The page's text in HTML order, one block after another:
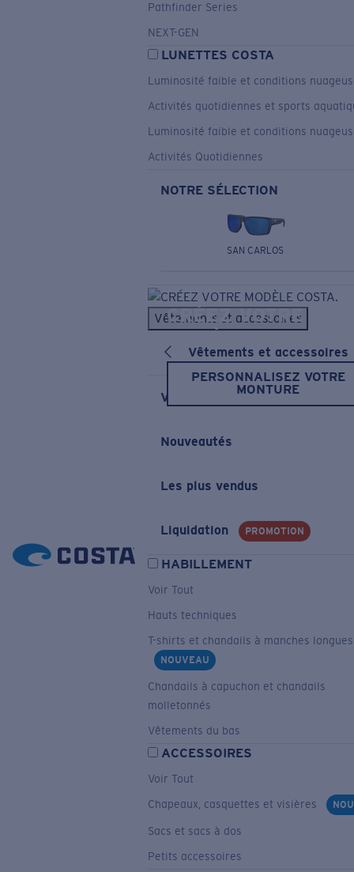
Pathfinder Series
NEXT-GEN
LUNETTES COSTA
Luminosité faible et conditions
Activités quotidiennes et sports
Luminosité faible et conditions
Activités Quotidiennes
NOTRE SÉLECTION
SAN CARLOS
CRÉEZ VOTRE
MODÈLE COSTA.
PERSONNALISEZ VOTRE
MONTURE
Vêtements et accessoires
Vêtements et accessoires
Vêtements et accessoires
Nouveautés
Les plus vendus
Liquidation PROMOTION
HABILLEMENT
Voir Tout
Hauts techniques
T-shirts et chandails à manches longues
NOUVEAU
Chandails à capuchon et chandails
molletonnés
Vêtements du bas
ACCESSOIRES
Voir Tout
Chapeaux, casquettes et visières
Sacs et sacs à dos
Petits accessoires